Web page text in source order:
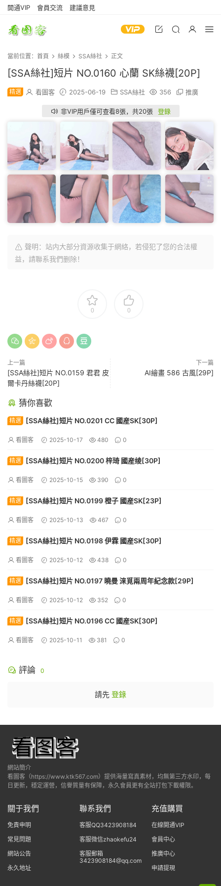
開通VIP 會員交流 建議意見
當前位置： 首頁 絲模 SSA絲社 正文
[SSA絲社]短片 NO.0160 心蘭 SK絲襪[20P]
精選 看圖客 2025-06-19 SSA絲社 356 推廣
非VIP用戶僅可查看8張，共20張 登錄
聲明：站内大部分資源收集于網絡，若侵犯了您的合法權
益，請聯系我們删除！
0 0
上一篇
[SSA絲社]短片 NO.0159 君君 皮
爾卡丹絲襪[20P]
下一篇
AI繪畫 586 古風[29P]
猜你喜歡
精選 [SSA絲社]短片 NO.0201 CC 國産SK[30P]
看圖客 2025-10-17 480 0
精選 [SSA絲社]短片 NO.0200 梓琦 國産绫[30P]
看圖客 2025-10-15 390 0
精選 [SSA絲社]短片 NO.0199 橙子 國産SK[23P]
看圖客 2025-10-13 467 0
精選 [SSA絲社]短片 NO.0198 伊霖 國産SK[30P]
看圖客 2025-10-12 438 0
精選 [SSA絲社]短片 NO.0197 曉曼 涞覓兩周年紀念款[29P]
看圖客 2025-10-12 352 0
精選 [SSA絲社]短片 NO.0196 CC 國産SK[30P]
看圖客 2025-10-11 381 0
評論 0
請先 登錄
網站簡介
看圖客（https://www.ktk567.com）提供海量寫真素材，均無第三方水印，每
日更新，穩定運營，信譽質量有保障，永久會員更有全站打包下載權限。
關于我們
免責申明
常見問題
網站公告
永久地址
聯系我們
客服QQ3423908184
客服微信zhaokefu24
客服郵箱
3423908184@qq.com
充值購買
在線開通VIP
會員中心
推廣中心
申請提現